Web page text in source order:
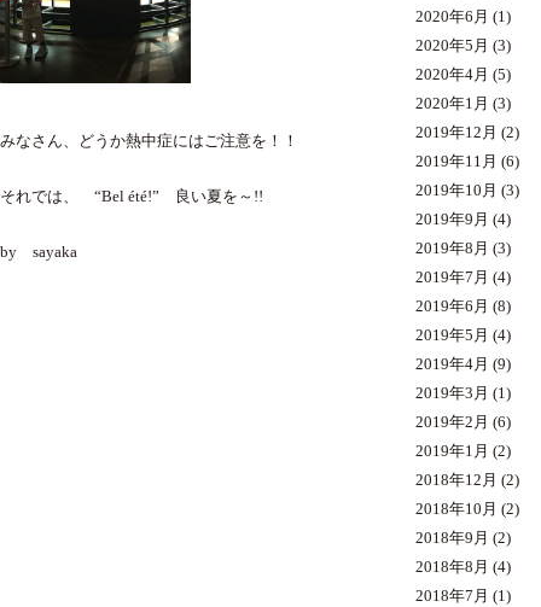
みなさん、どうか熱中症にはご注意を！！
それでは、 “Bel été!” 良い夏を～!!
by sayaka
2020年6月 (1)
2020年5月 (3)
2020年4月 (5)
2020年1月 (3)
2019年12月 (2)
2019年11月 (6)
2019年10月 (3)
2019年9月 (4)
2019年8月 (3)
2019年7月 (4)
2019年6月 (8)
2019年5月 (4)
2019年4月 (9)
2019年3月 (1)
2019年2月 (6)
2019年1月 (2)
2018年12月 (2)
2018年10月 (2)
2018年9月 (2)
2018年8月 (4)
2018年7月 (1)